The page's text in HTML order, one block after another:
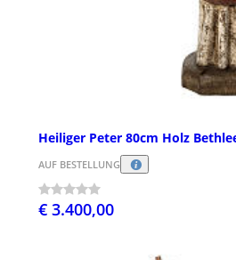
Heiliger Peter 80cm Holz
AUF BESTELLUNG
€ 3.400,00